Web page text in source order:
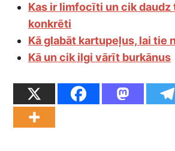
Kas ir limfocīti un cik daudz
konkrēti
Kā glabāt kartupeļus, lai tie
Kā un cik ilgi vārīt burkānus